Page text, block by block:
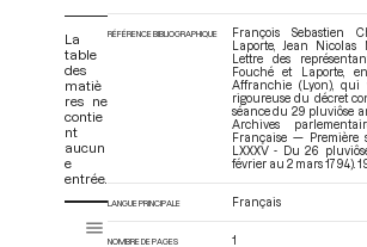
La
table
des
matiè
res ne
contie
nt
aucun
e
entrée.
Tome LXXXV - Du 26 pluviôse au 12
RÉFÉRENCE BIBLIOGRAPHIQUE
François Sebastien
Laporte, Jean Nicolas
Lettre des
Fouché et Laporte,
Affranchie (Lyon), qui
rigoureuse du décret
séance du 29 pluviôse
Archives
Française — Première
LXXXV - Du 26
février au 2 mars 1794).
LANGUE PRINCIPALE Français
NOMBRE DE PAGES 1